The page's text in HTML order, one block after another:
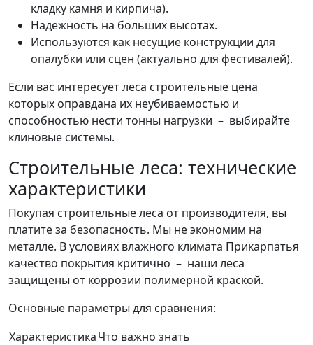
кладку камня и кирпича).
Надежность на больших высотах.
Используются как несущие конструкции для
опалубки или сцен (актуально для фестивалей).
Если вас интересует леса строительные цена
которых оправдана их неубиваемостью и
способностью нести тонны нагрузки – выбирайте
клиновые системы.
Строительные леса: технические
характеристики
Покупая строительные леса от производителя, вы
платите за безопасность. Мы не экономим на
металле. В условиях влажного климата Прикарпатья
качество покрытия критично – наши леса
защищены от коррозии полимерной краской.
Основные параметры для сравнения:
ХарактеристикаЧто важно знать